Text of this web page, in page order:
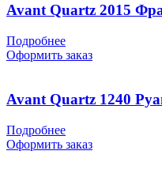
Avant Quartz 2015
Подробнее
Оформить заказ
Avant Quartz 1240
Подробнее
Оформить заказ